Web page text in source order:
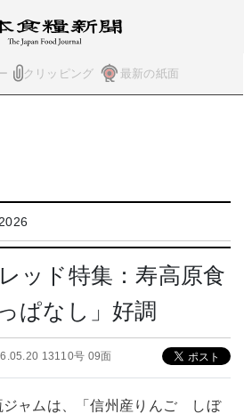
クリッピング 最新の紙面
ッド特集：寿高原食
ぱなし」好調
13110号 09面
ジャムは、「信州産りんご しぼ